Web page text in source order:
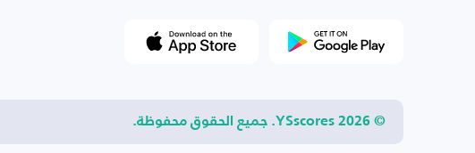
© 2026 YSscores. جميع الحقوق محفوظة.